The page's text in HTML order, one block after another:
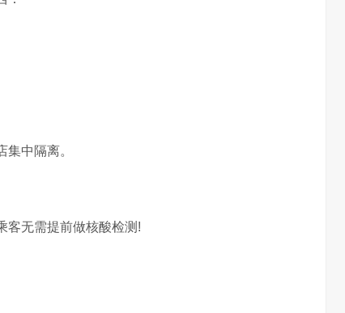
中隔离。
客无需提前做核酸检测!